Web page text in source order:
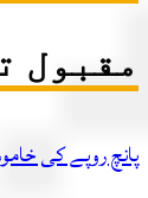
مقبول
پانچ روپے کی